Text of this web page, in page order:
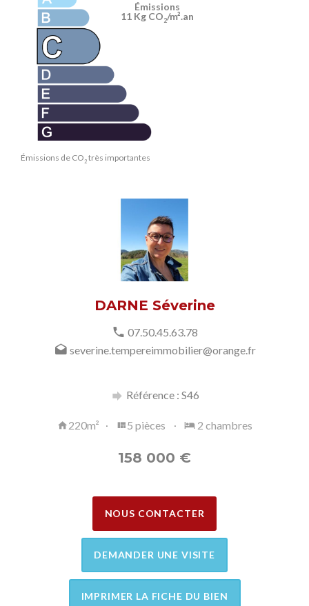
Émissions de CO2 très importantes
Émissions
11 Kg CO2/m².an
DARNE Séverine
07.50.45.63.78
severine.tempereimmobilier@orange.fr
Référence : S46
220m² 5 pièces 2 chambres
158 000 €
NOUS CONTACTER
DEMANDER UNE VISITE
IMPRIMER LA FICHE DU BIEN